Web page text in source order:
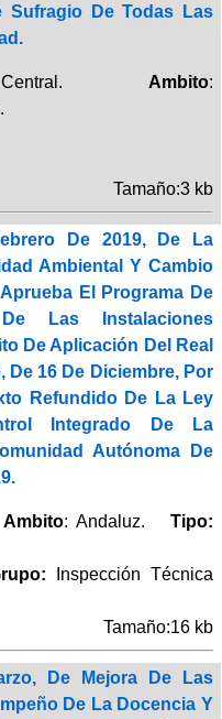
Sufragio De Todas Las
Central. Ambito:
Tamaño:3 kb
De 2019, De La
Ambiental Y Cambio
El Programa De
Las Instalaciones
De Aplicación Del Real
De 16 De Diciembre, Por
Refundido De La Ley
Integrado De La
Autónoma De
Ambito: Andaluz.Tipo:
Inspección Técnica
Tamaño:16 kb
De Mejora De Las
De La Docencia Y